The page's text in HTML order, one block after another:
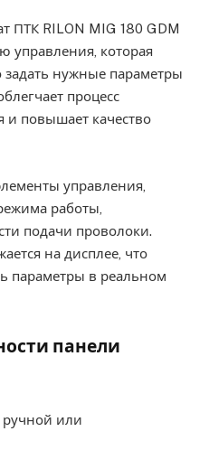
ПТК RILON MIG 180 GDM
управления, которая
задать нужные параметры
процесс
и повышает качество
управления,
работы,
подачи проволоки.
на дисплее, что
параметры в реальном
панели
ручной или